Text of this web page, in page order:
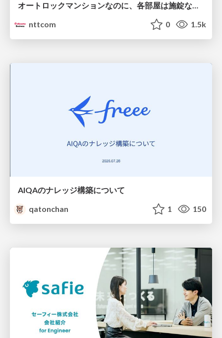
nttcom
0 1.5k
AIQAのナレッジ構築について
qatonchan
1 150